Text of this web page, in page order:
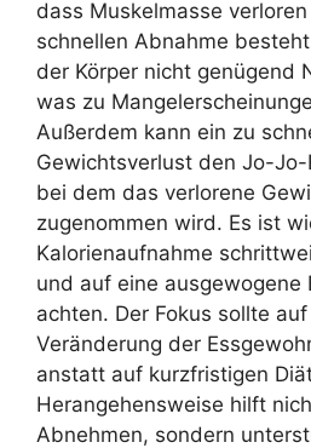
dass Muskelmasse
schnellen Abnahme
der Körper nicht genügend
was zu
Außerdem kann ein zu
Gewichtsverlust den Jo-
bei dem das verlorene
zugenommen wird. Es ist
Kalorienaufnahme
und auf eine ausgewogene
achten. Der Fokus sollte
Veränderung der
anstatt auf kurzfristigen
Herangehensweise hilft
Abnehmen, sondern